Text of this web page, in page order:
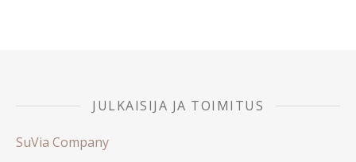
JULKAISIJA JA TOIMITUS
SuVia Company